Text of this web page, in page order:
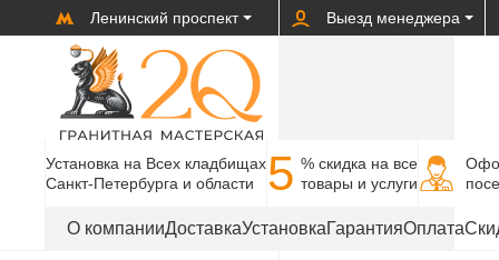
Ленинский проспект Выезд менеджера
Установка на Всех кладбищах
Санкт-Петербурга и области
5 % cкидка на все
товары и услуги
О компанииДоставкаУстановкаГарантияОплата